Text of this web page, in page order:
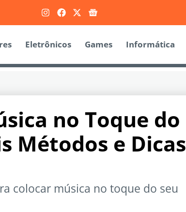
Eletrônicos Games Informática
no Toque do
Métodos e Dicas
colocar música no toque do seu